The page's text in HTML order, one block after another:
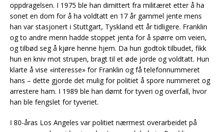
oppdragelsen. I 1975 ble han dimittert fra militæret etter å ha
sonet en dom for å ha voldtatt en 17 år gammel jente mens
han var stasjonert i Stuttgart, Tyskland ett år tidligere. Franklin
og to andre menn hadde stoppet jenta for å spørre om veien,
og tilbød seg å kjøre henne hjem. Da hun godtok tilbudet, fikk
hun en kniv mot strupen, bragt til et øde jorde og voldtatt. Hun
klarte å vise «interesse» for Franklin og få telefonnummeret
hans – dette gjorde det mulig for politiet å spore nummeret og
arrestere ham. I 1989 ble han dømt for tyveri og overfall, hvor
han ble fengslet for tyveriet.
I 80-åras Los Angeles var politiet nærmest overarbeidet på